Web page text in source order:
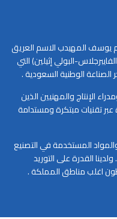
المهيدب الاسم العريق
البولي إثيلين) التي
الإنتاج والمهنيين الذين
تقنيات مبتكرة ومستدامة
المستخدمة في التصنيع
القدرة على التوريد
اغلب مناطق المملكة .